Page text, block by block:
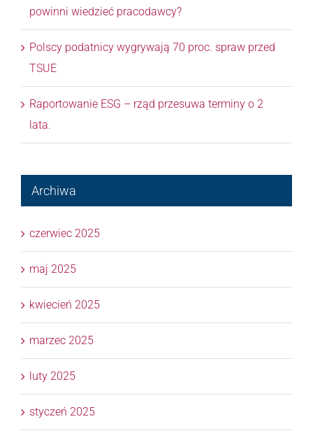
powinni wiedzieć pracodawcy?
Polscy podatnicy wygrywają 70 proc. spraw przed
TSUE
Raportowanie ESG – rząd przesuwa terminy o 2
lata.
Archiwa
czerwiec 2025
maj 2025
kwiecień 2025
marzec 2025
luty 2025
styczeń 2025